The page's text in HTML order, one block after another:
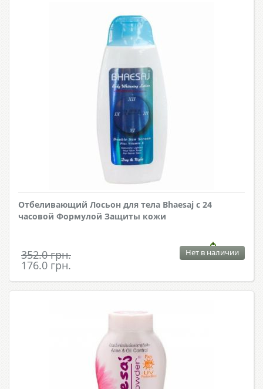
Отбеливающий Лосьон для тела Bhaesaj с 24
часовой Формулой Защиты кожи
352.0 грн.
176.0 грн.
Нет в наличии